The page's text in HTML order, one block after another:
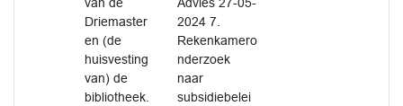
Driemaster
en (de
huisvesting
van) de
bibliotheek.
2024 7.
Rekenkamero
nderzoek
naar
subsidiebelei